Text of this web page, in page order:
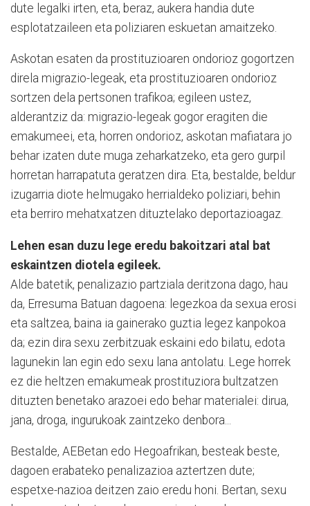
dute legalki irten, eta, beraz, aukera handia dute
esplotatzaileen eta poliziaren eskuetan amaitzeko.
Askotan esaten da prostituzioaren ondorioz gogortzen
direla migrazio-legeak, eta prostituzioaren ondorioz
sortzen dela pertsonen trafikoa; egileen ustez,
alderantziz da: migrazio-legeak gogor eragiten die
emakumeei, eta, horren ondorioz, askotan mafiatara jo
behar izaten dute muga zeharkatzeko, eta gero gurpil
horretan harrapatuta geratzen dira. Eta, bestalde, beldur
izugarria diote helmugako herrialdeko poliziari, behin
eta berriro mehatxatzen dituztelako deportazioagaz.
Lehen esan duzu lege eredu bakoitzari atal bat
eskaintzen diotela egileek.
Alde batetik, penalizazio partziala deritzona dago, hau
da, Erresuma Batuan dagoena: legezkoa da sexua erosi
eta saltzea, baina ia gainerako guztia legez kanpokoa
da; ezin dira sexu zerbitzuak eskaini edo bilatu, edota
lagunekin lan egin edo sexu lana antolatu. Lege horrek
ez die heltzen emakumeak prostituziora bultzatzen
dituzten benetako arazoei edo behar materialei: dirua,
jana, droga, ingurukoak zaintzeko denbora...
Bestalde, AEBetan edo Hegoafrikan, besteak beste,
dagoen erabateko penalizazioa aztertzen dute;
espetxe-nazioa deitzen zaio eredu honi. Bertan, sexu